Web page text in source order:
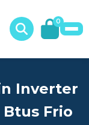
0
Inverter
Btus Frio